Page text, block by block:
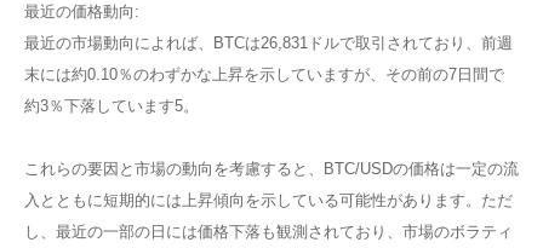
最近の価格動向:
最近の市場動向によれば、BTCは26,831ドルで取引されており、前週
末には約0.10％のわずかな上昇を示していますが、その前の7日間で
約3％下落しています​5​。
これらの要因と市場の動向を考慮すると、BTC/USDの価格は一定の流
入とともに短期的には上昇傾向を示している可能性があります。ただ
し、最近の一部の日には価格下落も観測されており、市場のボラティ